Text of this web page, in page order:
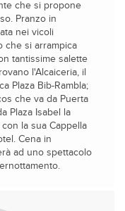
che si propone
Pranzo in
nei vicoli
che si arrampica
tantissime salette
l'Alcaiceria, il
Plaza Bib-Rambla;
che va da Puerta
Plaza Isabel la
la sua Cappella
Cena in
ad uno spettacolo